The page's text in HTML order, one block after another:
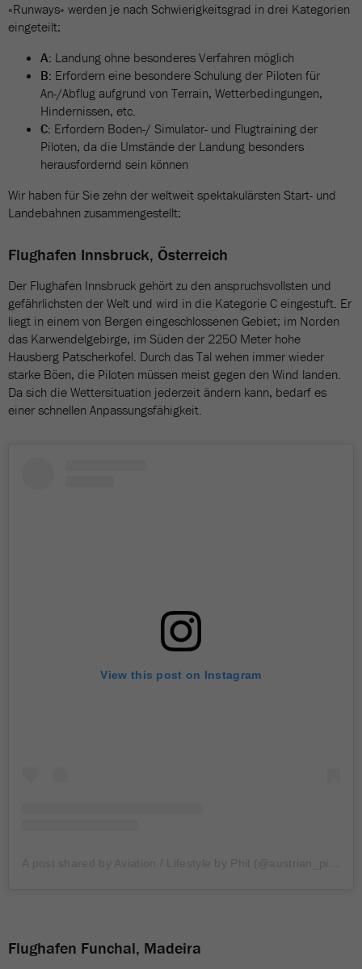
«Runways» werden je nach Schwierigkeitsgrad in drei Kategorien
eingeteilt:
A: Landung ohne besonderes Verfahren möglich
B: Erfordern eine besondere Schulung der Piloten für
An-/Abflug aufgrund von Terrain, Wetterbedingungen,
Hindernissen, etc.
C: Erfordern Boden-/ Simulator- und Flugtraining der
Piloten, da die Umstände der Landung besonders
herausfordernd sein können
Wir haben für Sie zehn der weltweit spektakulärsten Start- und
Landebahnen zusammengestellt:
Flughafen Innsbruck, Österreich
Der Flughafen Innsbruck gehört zu den anspruchsvollsten und
gefährlichsten der Welt und wird in die Kategorie C eingestuft. Er
liegt in einem von Bergen eingeschlossenen Gebiet; im Norden
das Karwendelgebirge, im Süden der 2250 Meter hohe
Hausberg Patscherkofel. Durch das Tal wehen immer wieder
starke Böen, die Piloten müssen meist gegen den Wind landen.
Da sich die Wettersituation jederzeit ändern kann, bedarf es
einer schnellen Anpassungsfähigkeit.
View this post on Instagram
Flughafen Funchal, Madeira